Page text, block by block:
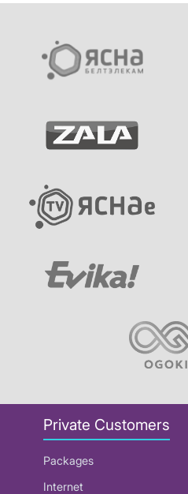
Private Customers
Packages
Internet